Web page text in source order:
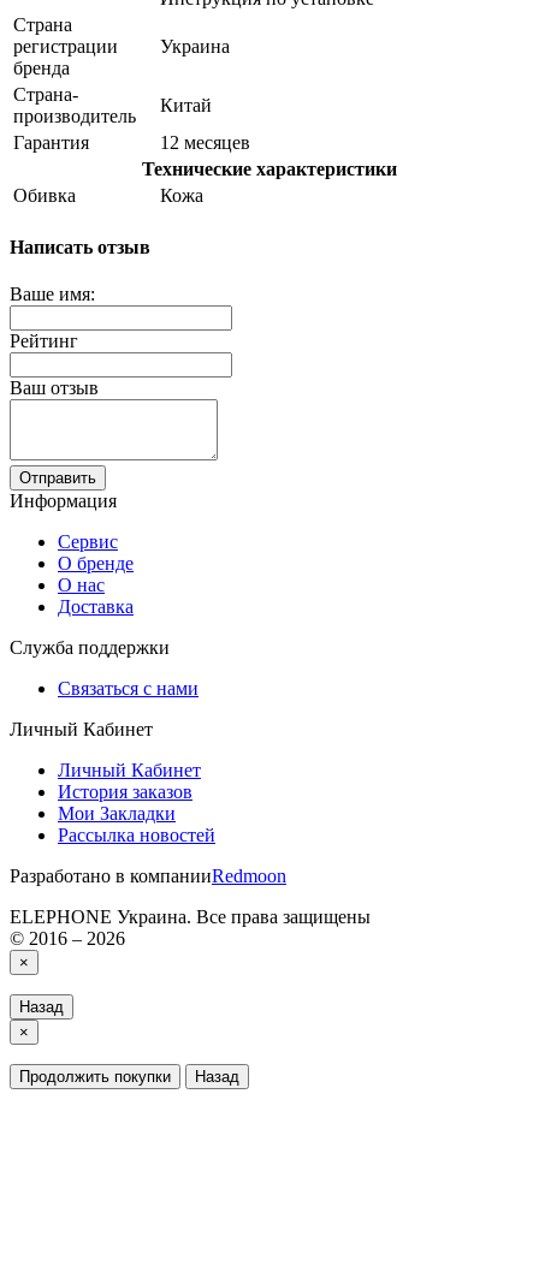
Страна
регистрации
бренда
Украина
Страна-
производитель
Китай
Гарантия
12 месяцев
Технические характеристики
Обивка
Кожа
Написать отзыв
Ваше имя:
Рейтинг
Ваш отзыв
Отправить
Информация
Сервис
О бренде
О нас
Доставка
Служба поддержки
Связаться с нами
Личный Кабинет
Личный Кабинет
История заказов
Мои Закладки
Рассылка новостей
Разработано в компанииRedmoon
ELEPHONE Украина. Все права защищены
© 2016 – 2026
×
Назад
×
Продолжить покупки Назад